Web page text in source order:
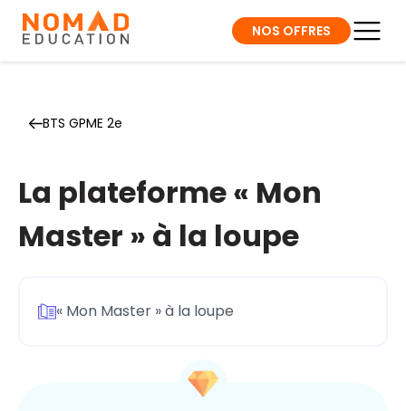
NOS OFFRES
BTS GPME 2e
La plateforme « Mon
Master » à la loupe
« Mon Master » à la loupe